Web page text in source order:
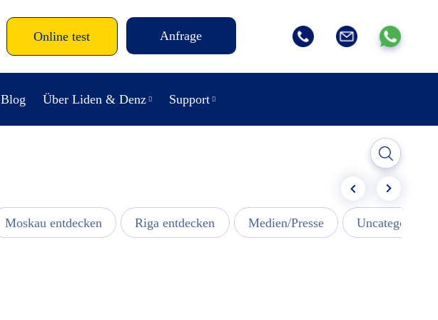
Online test Anfrage
Blog Über Liden & Denz Support
Moskau entdecken Riga entdecken Medien/Presse Uncategorized